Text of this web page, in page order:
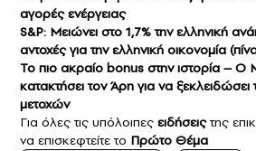
αγορές ενέργειας
S&P: Μειώνει στο 1,7% την ελληνική
αντοχές για την ελληνική οικονομία
Το πιο ακραίο bonus στην ιστορία – Ο
κατακτήσει τον Άρη για να
μετοχών
Για όλες τις υπόλοιπες ειδήσειςτης
να επισκεφτείτε το Πρώτο Θέμα